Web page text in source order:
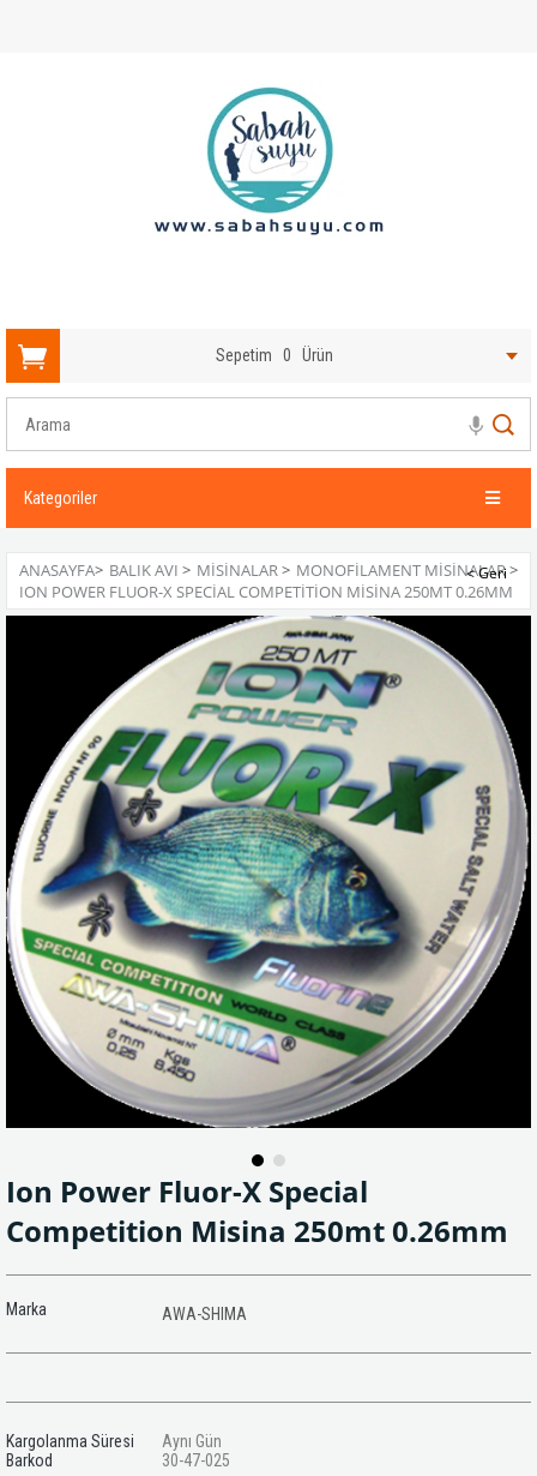
Sepetim 0 Ürün
Kategoriler
ANASAYFA> BALIK AVI > MISINALAR> MONOFILAMENT MISINALAR>
ION POWER FLUOR-X SPECIAL COMPETITION MISINA 250MT 0.26MM
Ion Power Fluor-X Special
Competition Misina 250mt 0.26mm
Marka AWA-SHIMA
Kargolanma Süresi
Aynı Gün
Barkod
30-47-025